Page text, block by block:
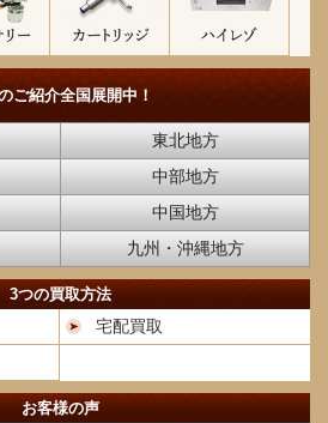
ご紹介全国展開中！
東北地方
中部地方
中国地方
九州・沖縄地方
3つの買取方法
宅配買取
お客様の声